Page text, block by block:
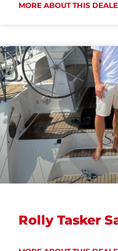
MORE ABOUT THIS
Rolly Tasker